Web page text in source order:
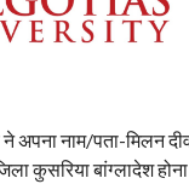
अपना नाम/पता-मिलन
कुसरिया बांग्लादेश होना